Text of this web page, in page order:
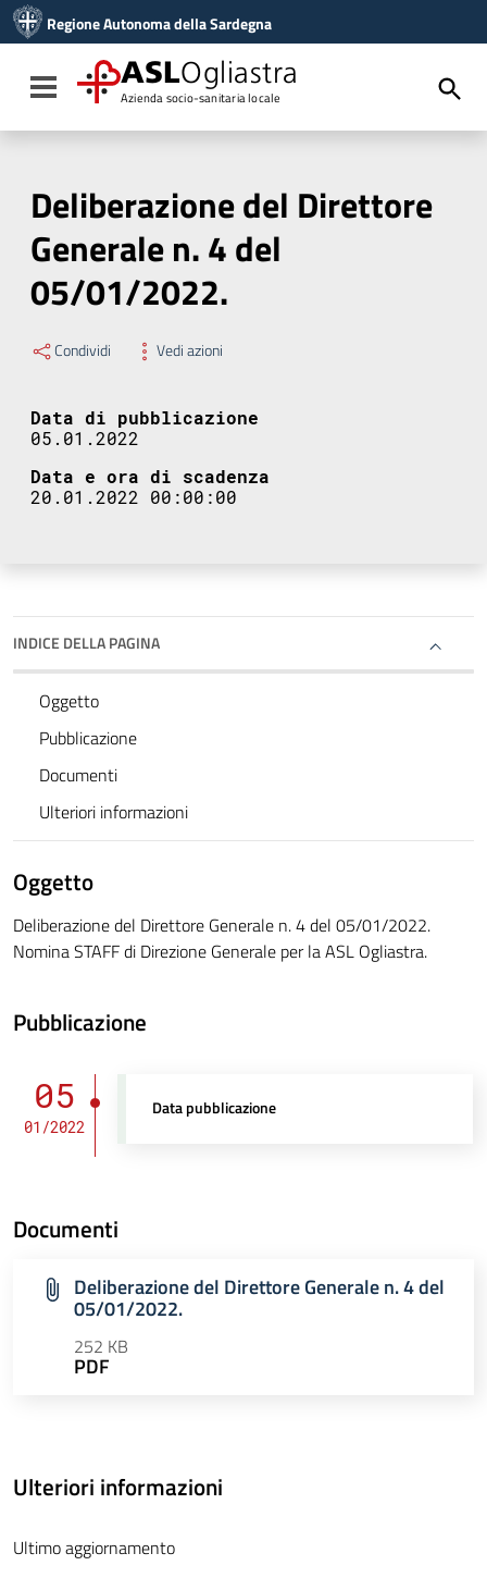
Vai al menu di navigazione
Vai al footer
Regione Autonoma della Sardegna
Toggle navigation
ASLOgliastra
Azienda socio-sanitaria locale
Deliberazione del Direttore
Generale n. 4 del
05/01/2022.
Condividi Vedi azioni
Data di pubblicazione
05.01.2022
Data e ora di scadenza
20.01.2022 00:00:00
INDICE DELLA PAGINA
Oggetto
Pubblicazione
Documenti
Ulteriori informazioni
Oggetto
Deliberazione del Direttore Generale n. 4 del 05/01/2022.
Nomina STAFF di Direzione Generale per la ASL Ogliastra.
Pubblicazione
05
01/2022
Data pubblicazione
Documenti
Deliberazione del Direttore Generale n. 4 del
05/01/2022.
252 KB
PDF
Ulteriori informazioni
Ultimo aggiornamento